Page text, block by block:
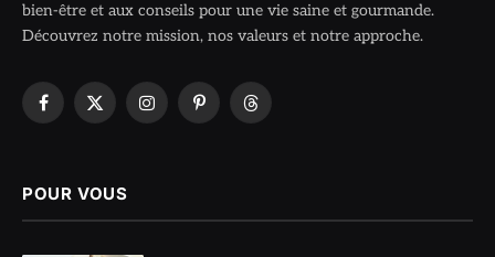
bien-être et aux conseils pour une vie saine et gourmande.
Découvrez notre mission, nos valeurs et notre approche.
Facebook
X
InstagramPinterestThreads
POUR VOUS